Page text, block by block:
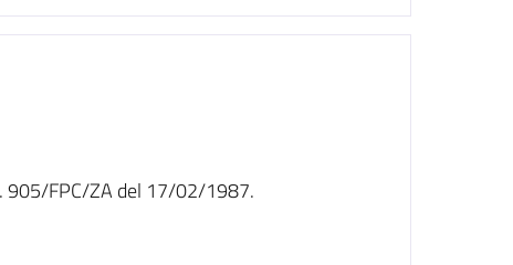
905/FPC/ZA del 17/02/1987.